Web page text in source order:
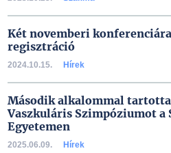
Két novemberi
regisztráció
2024.10.15. Hírek
Második alkalommal
Vaszkuláris Szimpóziumot a
Egyetemen
2025.06.09. Hírek